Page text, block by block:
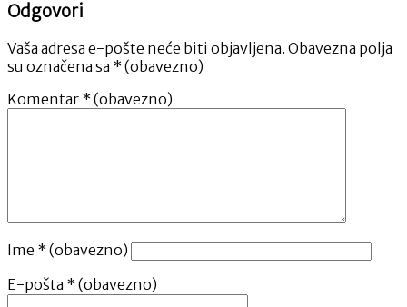
Odgovori
Vaša adresa e-pošte neće biti objavljena. Obavezna polja
su označena sa * (obavezno)
Komentar * (obavezno)
Ime * (obavezno)
E-pošta * (obavezno)